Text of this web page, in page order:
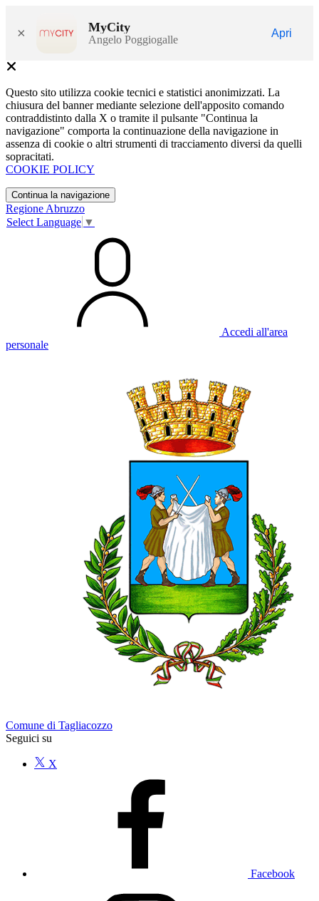
× MyCity
Angelo Poggiogalle
Apri
Questo sito utilizza cookie tecnici e statistici anonimizzati. La
chiusura del banner mediante selezione dell'apposito comando
contraddistinto dalla X o tramite il pulsante "Continua la
navigazione" comporta la continuazione della navigazione in
assenza di cookie o altri strumenti di tracciamento diversi da quelli
sopracitati.
COOKIE POLICY
Continua la navigazione
Regione Abruzzo
Select Language ▼
Accedi all'area
personale
Comune di Tagliacozzo
Seguici su
X
Facebook